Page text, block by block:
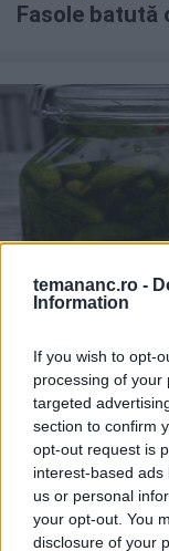
temananc.ro -
Information
If you wish to opt-
processing of your
targeted
section to confirm
opt-out request is
interest-based
us or personal
your opt-out. You
disclosure of your
Fasole batută
Castraveți